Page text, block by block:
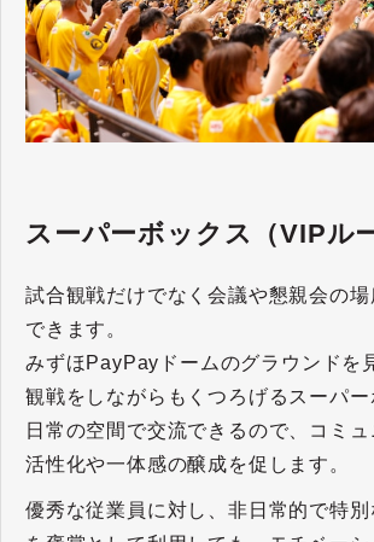
スーパーボックス（VIPル
試合観戦だけでなく会議や懇親会の場
できます。
みずほPayPayドームのグラウンドを
観戦をしながらもくつろげるスーパ
日常の空間で交流できるので、コミ
活性化や一体感の醸成を促します。
優秀な従業員に対し、非日常的で特